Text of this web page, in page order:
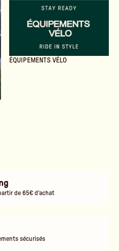
ÉQUIPEMENTS VÉLO
de 65€ d'achat
sécurisés